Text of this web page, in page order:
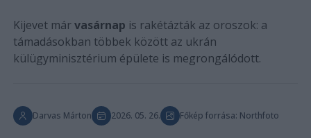
Kijevet márvasárnap is rakétázták az oroszok: a
támadásokban többek között az ukrán
külügyminisztérium épülete is megrongálódott.
Darvas Márton 2026. 05. 26. Főkép forrása: Northfoto